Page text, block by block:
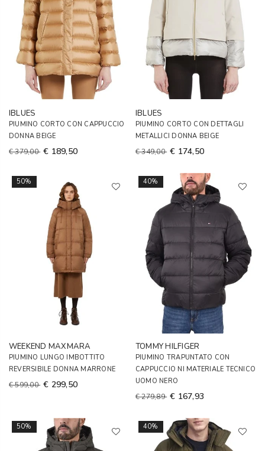
IBLUES
PIUMINO CORTO CON CAPPUCCIO
DONNA BEIGE
€ 379,00 € 189,50
IBLUES
PIUMINO CORTO CON DETTAGLI
METALLICI DONNA BEIGE
€ 349,00 € 174,50
50%
WEEKEND MAXMARA
PIUMINO LUNGO IMBOTTITO
REVERSIBILE DONNA MARRONE
€ 599,00 € 299,50
40%
TOMMY HILFIGER
PIUMINO TRAPUNTATO CON
CAPPUCCIO NI MATERIALE TECNICO
UOMO NERO
€ 279,89 € 167,93
50% 40%